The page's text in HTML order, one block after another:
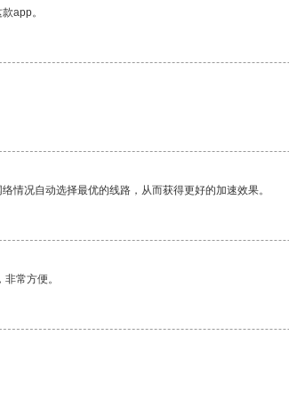
app。
情况自动选择最优的线路，从而获得更好的加速效果。
常方便。